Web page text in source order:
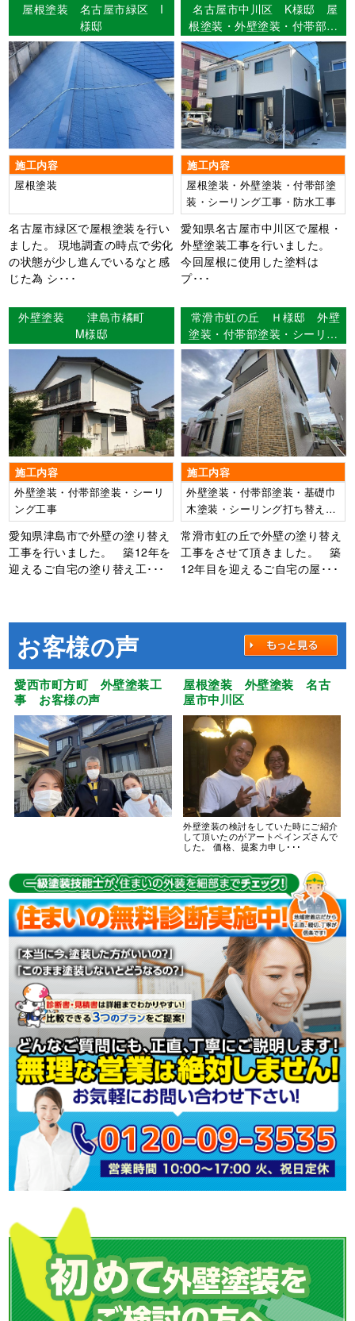
屋根塗装 名古屋市緑区 I
様邸
施工内容
屋根塗装
名古屋市緑区で屋根塗装を行い
ました。 現地調査の時点で劣化
の状態が少し進んでいるなと感
じた為 シ･･･
名古屋市中川区 K様邸 屋
根塗装・外壁塗装・付帯部塗
装・シーリング工事・防水工
事 【使用塗料】外壁：
MUGAseven
施工内容
屋根塗装・外壁塗装・付帯部塗
装・シーリング工事・防水工事
愛知県名古屋市中川区で屋根・
外壁塗装工事を行いました。
今回屋根に使用した塗料は
プ･･･
外壁塗装 津島市橘町
M様邸
施工内容
外壁塗装・付帯部塗装・シーリ
ング工事
愛知県津島市で外壁の塗り替え
工事を行いました。 築12年を
迎えるご自宅の塗り替え工･･･
常滑市虹の丘 Ｈ様邸 外壁
塗装・付帯部塗装・シーリン
グ工事・FRP防水工事
施工内容
外壁塗装・付帯部塗装・基礎巾
木塗装・シーリング打ち替え・
FRP防水工事
常滑市虹の丘で外壁の塗り替え
工事をさせて頂きました。 築
12年目を迎えるご自宅の屋･･･
お客様の声
愛西市町方町 外壁塗装工
事 お客様の声
屋根塗装 外壁塗装 名古
屋市中川区
外壁塗装の検討をしていた時にご紹介
して頂いたのがアートペインズさんで
した。 価格、提案力申し･･･